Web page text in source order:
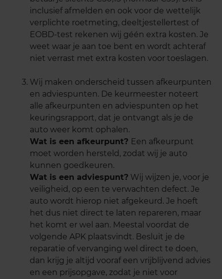
inclusief afmelden en ook voor de wettelijk
verplichte roetmeting, deeltjestellertest of
EOBD-test rekenen wij géén extra kosten. Je
weet waar je aan toe bent en wordt achteraf
niet verrast met extra kosten voor toeslagen.
Wij maken onderscheid tussen afkeurpunten
en adviespunten. De keurmeester noteert
alle afkeurpunten en adviespunten op het
keuringsrapport, dat je ontvangt als je de
auto weer komt ophalen.
Wat is een afkeurpunt? Een afkeurpunt
moet worden hersteld, zodat wij je auto
kunnen goedkeuren.
Wat is een adviespunt? Wij wijzen je, voor je
veiligheid, op een te verwachten defect. Je
auto wordt hierop niet afgekeurd. Je hoeft
het dus niet direct te laten repareren, maar
het komt er wel aan. Meestal voordat de
volgende APK plaatsvindt. Besluit je de
reparatie of vervanging wel direct te doen,
dan krijg je altijd vooraf een vrijblijvend advies
en een prijsopgave, zodat je niet voor